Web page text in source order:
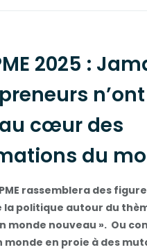
2025 :
cœur des
du
rassemblera des
la politique autour du
monde nouveau ». Ou
monde en proie à des